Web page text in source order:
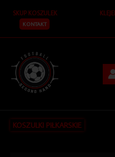
treści
SKUP KOSZULEK
KONTAKT
KOSZULKI PIŁKARSKIE